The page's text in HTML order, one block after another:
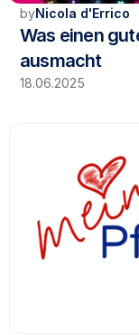
byNicola d'Errico
Was einen
ausmacht
18.06.2025